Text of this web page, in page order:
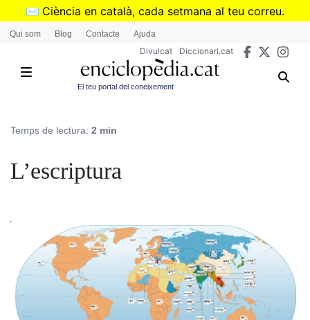
Vés
✉️ Ciència en català, cada setmana al teu correu.
➜Subscriu-te al butlletí de Divulcat
Qui som Blog Contacte Ajuda
Divulcat Diccionari.cat
El teu portal del coneixement
Temps de lectura: 2 min
L’escriptura